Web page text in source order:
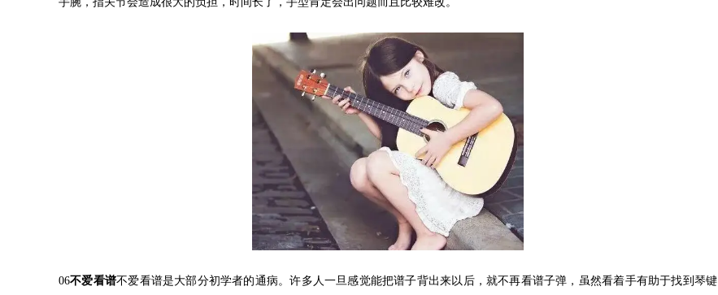
06不爱看谱不爱看谱是大部分初学者的通病。许多人一旦感觉能把谱子背出来以后，就不再看谱子弹，虽然看着手有助于找到琴键